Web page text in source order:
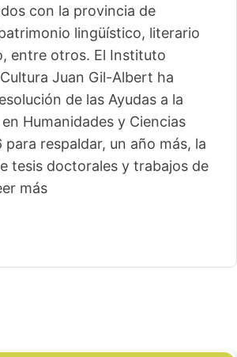
con la provincia de
lingüístico, literario
entre otros. El Instituto
Juan Gil-Albert ha
de las Ayudas a la
Humanidades y Ciencias
para respaldar, un año más, la
tesis doctorales y trabajos de
más